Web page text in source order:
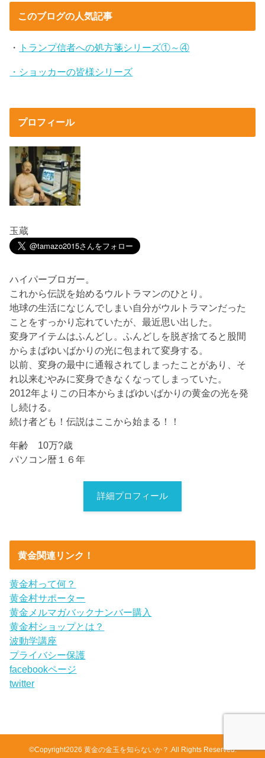
このブログの人気記事
・ トランプ信者への処方箋シリーズ①～④
・ショッカーの皆様シリーズ
プロフィール
玉蔵
ハイパーブロガー。
これから伝説を始めるウルトラマンのひとり。
地球の生活になじんでしまい自分がウルトラマンだった
ことをすっかり忘れていたが、最近思い出した。
変身アイテムはふんどし。ふんどしを脱ぎ捨てると股間
からまばゆいばかりの光に包まれて変身する。
以前、変身の最中に通報されてしまったことがあり、そ
れ以来むやみに変身できなくなってしまっていた。
2012年よりこの日本からまばゆいばかりの黄金の光を発
し続ける。
続け者ども！伝説はここから始まる！！
年齢 10万?歳
パソコン暦１６年
詳細プロフィール
黄金関連リンク！
黄金村って何？
黄金村サポーター
黄金メルマガバックナンバー購入
黄金村ショップとは？
波動学講座
プライバシー保護
facebookページ
twitter
©Copyright2026 黄金の金玉を知らないか？ .All Rights Reserved.